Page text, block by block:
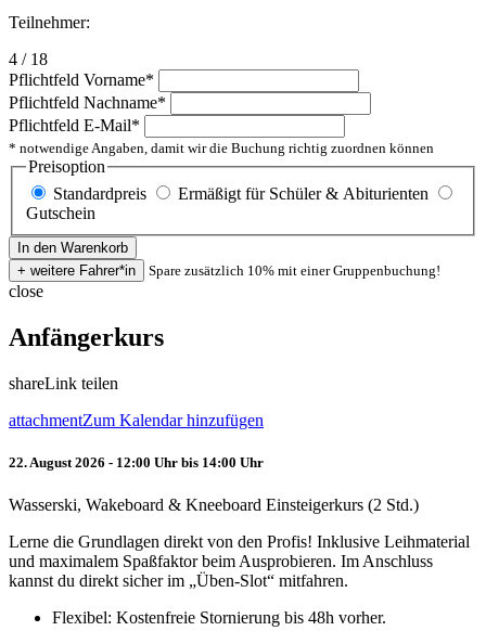
Teilnehmer:
4 / 18
Pflichtfeld Vorname*
Pflichtfeld Nachname*
Pflichtfeld E-Mail*
* notwendige Angaben, damit wir die Buchung richtig zuordnen können
Preisoption
Standardpreis
Ermäßigt für Schüler & Abiturienten
Gutschein
Spare zusätzlich 10% mit einer Gruppenbuchung!
close
Anfängerkurs
shareLink teilen
attachmentZum Kalendar hinzufügen
22. August 2026 - 12:00 Uhr bis 14:00 Uhr
Wasserski, Wakeboard & Kneeboard Einsteigerkurs (2 Std.)
Lerne die Grundlagen direkt von den Profis! Inklusive Leihmaterial
und maximalem Spaßfaktor beim Ausprobieren. Im Anschluss
kannst du direkt sicher im „Üben-Slot“ mitfahren.
Flexibel: Kostenfreie Stornierung bis 48h vorher.